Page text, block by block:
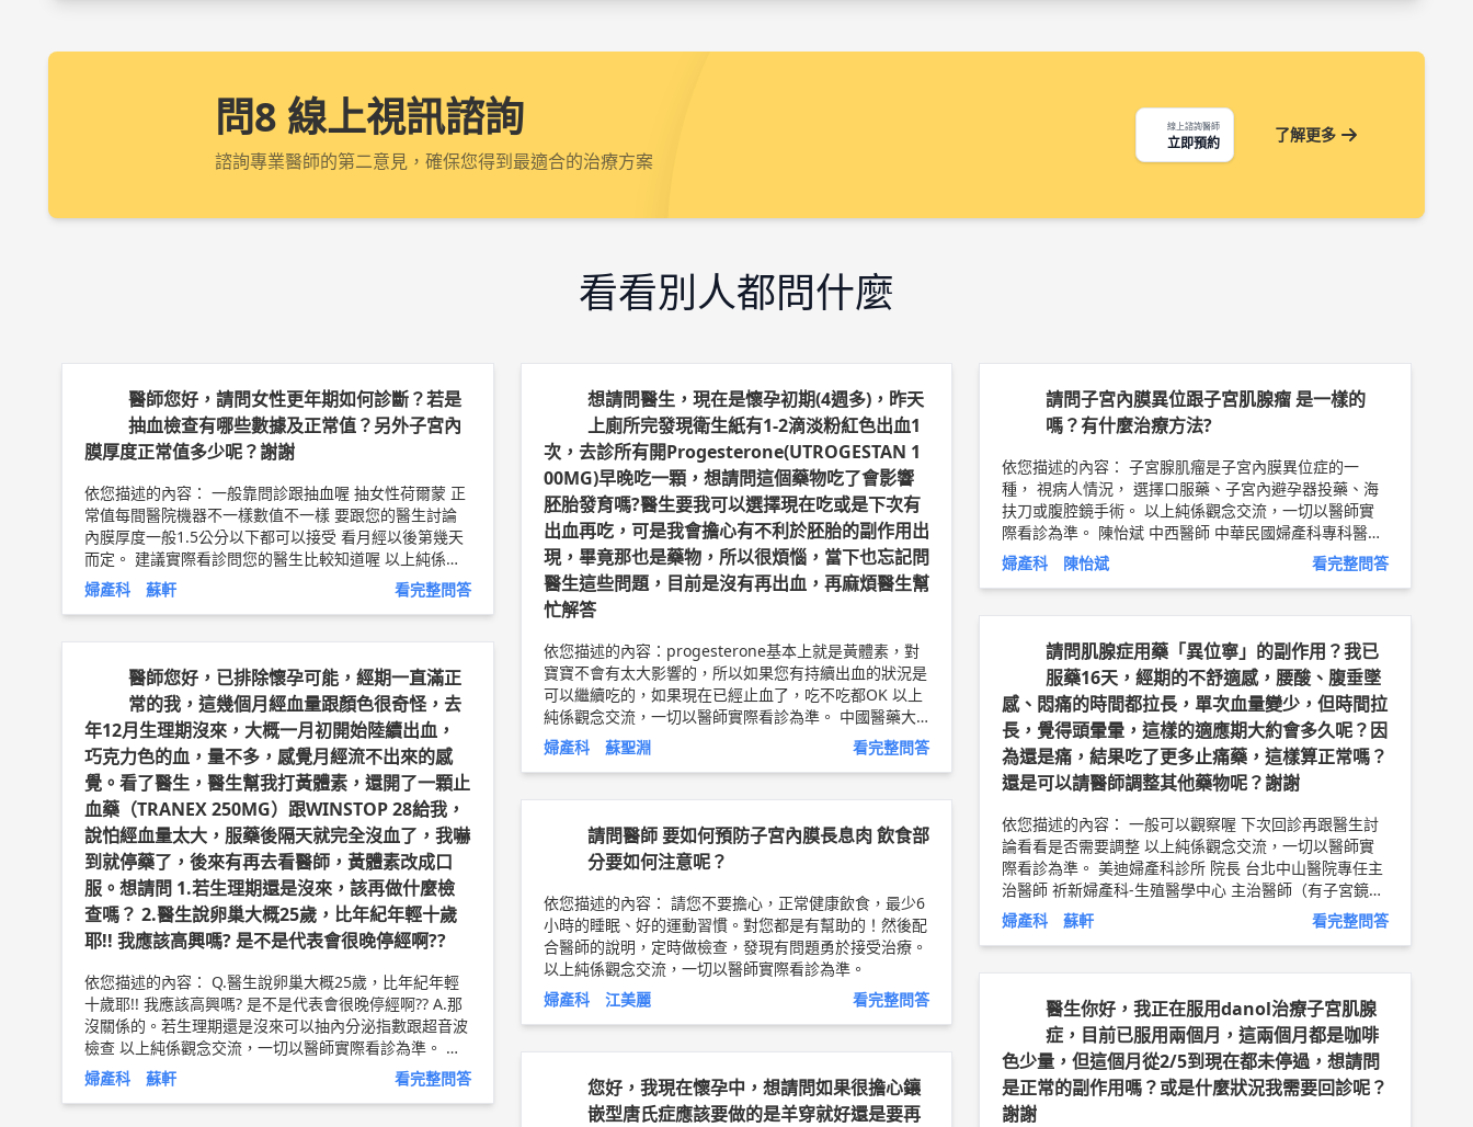
問8 線上視訊諮詢
諮詢專業醫師的第二意見，確保您得到最適合的治療方案
線上諮詢醫師
立即預約 了解更多
看看別人都問什麼
醫師您好，請問女性更年期如何診斷？若是
抽血檢查有哪些數據及正常值？另外子宮內
膜厚度正常值多少呢？謝謝
依您描述的內容： 一般靠問診跟抽血喔 抽女性荷爾蒙 正
常值每間醫院機器不一樣數值不一樣 要跟您的醫生討論
內膜厚度一般1.5公分以下都可以接受 看月經以後第幾天
而定。 建議實際看診問您的醫生比較知道喔 以上純係觀
念交流，一切以醫師實際看診為準。 美迪婦產科診所 院
長 台北中山醫院專任主治醫師 祈新婦產科-生殖醫學中心
http://bit.ly/2uZnDhO
婦產科 蘇軒 看完整問答
想請問醫生，現在是懷孕初期(4週多)，昨天
上廁所完發現衛生紙有1-2滴淡粉紅色出血1
次，去診所有開Progesterone(UTROGESTAN 1
00MG)早晚吃一顆，想請問這個藥物吃了會影響
胚胎發育嗎?醫生要我可以選擇現在吃或是下次有
出血再吃，可是我會擔心有不利於胚胎的副作用出
現，畢竟那也是藥物，所以很煩惱，當下也忘記問
醫生這些問題，目前是沒有再出血，再麻煩醫生幫
忙解答
依您描述的內容：progesterone基本上就是黃體素，對
寶寶不會有太大影響的，所以如果您有持續出血的狀況是
可以繼續吃的，如果現在已經止血了，吃不吃都OK 以上
純係觀念交流，一切以醫師實際看診為準。 中國醫藥大
學新竹附設醫院 婦產科 主治醫師 蘇聖淵 醫師簡介 ►htt
p://bit.ly/2Lo47qp
婦產科 蘇聖淵 看完整問答
請問子宮內膜異位跟子宮肌腺瘤 是一樣的
嗎？有什麼治療方法?
依您描述的內容： 子宮腺肌瘤是子宮內膜異位症的一
種， 視病人情況， 選擇口服藥、子宮內避孕器投藥、海
扶刀或腹腔鏡手術。 以上純係觀念交流，一切以醫師實
際看診為準。 陳怡斌 中西醫師 中華民國婦產科專科醫師
中華民國中醫兒科醫學會專科醫師 中華民國骨質疏鬆症
學會專科醫師 基隆長庚紀念醫院婦產科生殖醫學中心主
院中藥藥事委員會主席 前長庚紀念醫院生殖醫學中心駐
診主治醫師 前長庚紀念醫院海扶刀治療中心駐診主治醫
師 醫師簡介 ►http://bit.ly/2QaZY7X
婦產科 陳怡斌 看完整問答
請問肌腺症用藥「異位寧」的副作用？我已
服藥16天，經期的不舒適感，腰酸、腹垂墜
感、悶痛的時間都拉長，單次血量變少，但時間拉
長，覺得頭暈暈，這樣的適應期大約會多久呢？因
為還是痛，結果吃了更多止痛藥，這樣算正常嗎？
還是可以請醫師調整其他藥物呢？謝謝
依您描述的內容： 一般可以觀察喔 下次回診再跟醫生討
論看看是否需要調整 以上純係觀念交流，一切以醫師實
際看診為準。 美迪婦產科診所 院長 台北中山醫院專任主
治醫師 祈新婦產科-生殖醫學中心 主治醫師（有子宮鏡檢
http://bit.ly/2uZnDh
O
婦產科 蘇軒 看完整問答
醫師您好，已排除懷孕可能，經期一直滿正
常的我，這幾個月經血量跟顏色很奇怪，去
年12月生理期沒來，大概一月初開始陸續出血，
巧克力色的血，量不多，感覺月經流不出來的感
覺。看了醫生，醫生幫我打黃體素，還開了一顆止
血藥（TRANEX 250MG）跟WINSTOP 28給我，
說怕經血量太大，服藥後隔天就完全沒血了，我嚇
到就停藥了，後來有再去看醫師，黃體素改成口
服。想請問 1.若生理期還是沒來，該再做什麼檢
查嗎？ 2.醫生說卵巢大概25歲，比年紀年輕十歲
耶!! 我應該高興嗎? 是不是代表會很晚停經啊??
依您描述的內容： Q.醫生說卵巢大概25歲，比年紀年輕
十歲耶!! 我應該高興嗎? 是不是代表會很晚停經啊?? A.那
沒關係的。若生理期還是沒來可以抽內分泌指數跟超音波
檢查 以上純係觀念交流，一切以醫師實際看診為準。 美
迪婦產科診所 院長 台北中山醫院專任主治醫師 祈新婦產
科-生殖醫學中心 主治醫師（有子宮鏡檢查，自費門診）
婦產科 蘇軒 看完整問答
請問醫師 要如何預防子宮內膜長息肉 飲食部
分要如何注意呢？
依您描述的內容： 請您不要擔心，正常健康飲食，最少6
小時的睡眠、好的運動習慣。對您都是有幫助的！然後配
合醫師的說明，定時做檢查，發現有問題勇於接受治療。
以上純係觀念交流，一切以醫師實際看診為準。
婦產科 江美麗
看完整問答
醫生你好，我正在服用danol治療子宮肌腺
症，目前已服用兩個月，這兩個月都是咖啡
色少量，但這個月從2/5到現在都未停過，想請問
是正常的副作用嗎？或是什麼狀況我需要回診呢？
謝謝
您好，我現在懷孕中，想請問如果很擔心鑲
嵌型唐氏症應該要做的是羊穿就好還是要再